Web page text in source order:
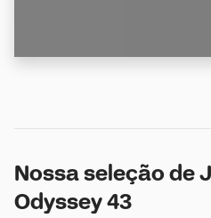
Nossa seleção de
Odyssey 43